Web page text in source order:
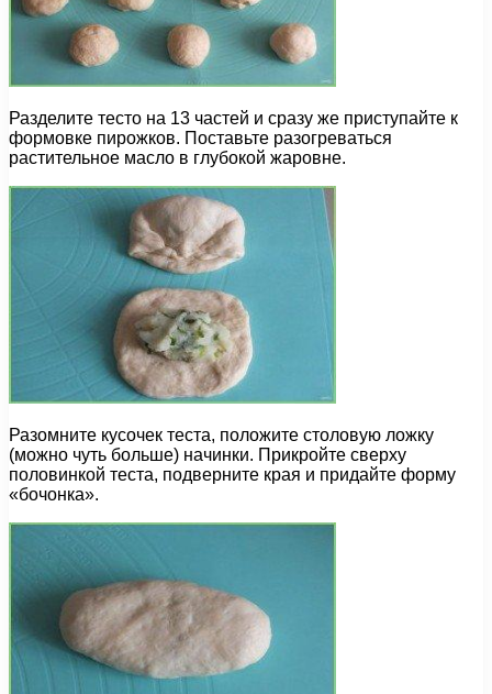
Разделите тесто на 13 частей и сразу же приступайте к
формовке пирожков. Поставьте разогреваться
растительное масло в глубокой жаровне.
Разомните кусочек теста, положите столовую ложку
(можно чуть больше) начинки. Прикройте сверху
половинкой теста, подверните края и придайте форму
«бочонка».